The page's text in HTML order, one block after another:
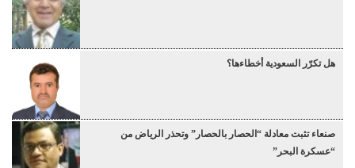
هل تكرّر السعودية أخطاءها؟
صنعاء تثبت معادلة “الحصار بالحصار” وتحذر الرياض من
“عسكرة البحر”